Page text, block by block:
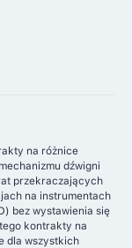
na różnice
dźwigni
przekraczających
na instrumentach
bez wystawienia się
kontrakty na
dla wszystkich